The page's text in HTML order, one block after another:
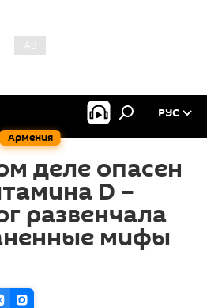
Армения
РУС
деле опасен
D –
развенчала
мифы